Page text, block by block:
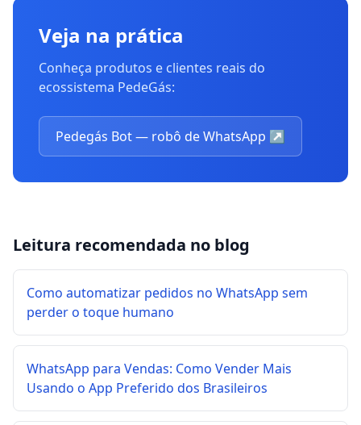
Veja na prática
Conheça produtos e clientes reais do
ecossistema PedeGás:
Pedegás Bot — robô de WhatsApp ↗
Leitura recomendada no blog
Como automatizar pedidos no WhatsApp sem
perder o toque humano
WhatsApp para Vendas: Como Vender Mais
Usando o App Preferido dos Brasileiros